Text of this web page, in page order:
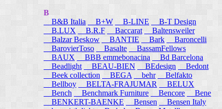
B
B&B Italia
B+W B-LINE
B-T Design
B.LUX
B.R.F Baccarat
Baltensweiler
Balzar Beskow
BANTIE Bark
Baroncelli
BarovierToso
Basalte
BassamFellows
BAUX
BBB emmebonacina
Bd Barcelona
Beadlight
BEAU-BIEN BEdesign
Bedont
Beek collection
BEGA behr
Belfakto
Bellboy
BELTA-FRAJUMAR
BELUX
Bench
Benchmark Furniture Bencore
Bene
BENKERT-BAENKE
Bensen
Bensen Italy